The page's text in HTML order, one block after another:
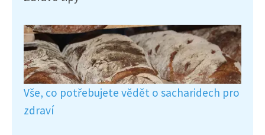
Vše, co potřebujete vědět o sacharidech pro
zdraví